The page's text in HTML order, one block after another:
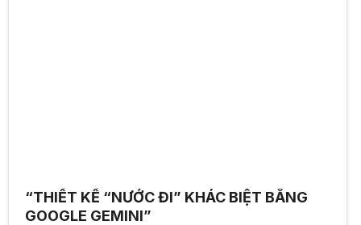
“THIẾT KẾ “NƯỚC ĐI” KHÁC BIỆT BẰNG
GOOGLE GEMINI”